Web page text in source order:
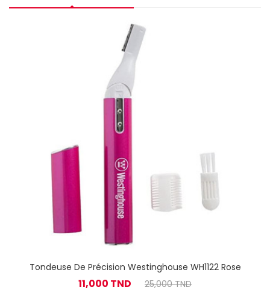
Tondeuse De Précision Westinghouse WH1122 Rose
11,000 TND 25,000 TND